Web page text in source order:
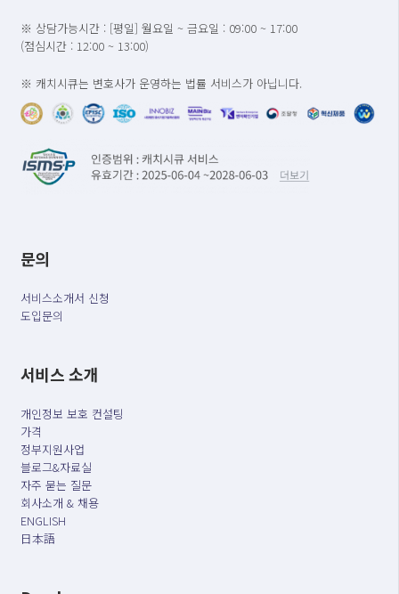
※ 상담가능시간 : [평일] 월요일 ~ 금요일 : 09:00 ~ 17:00
(점심시간 : 12:00 ~ 13:00)
※ 캐치시큐는 변호사가 운영하는 법률 서비스가 아닙니다.
문의
서비스소개서 신청
도입문의
서비스 소개
개인정보 보호 컨설팅
가격
정부지원사업
블로그&자료실
자주 묻는 질문
회사소개 & 채용
ENGLISH
日本語